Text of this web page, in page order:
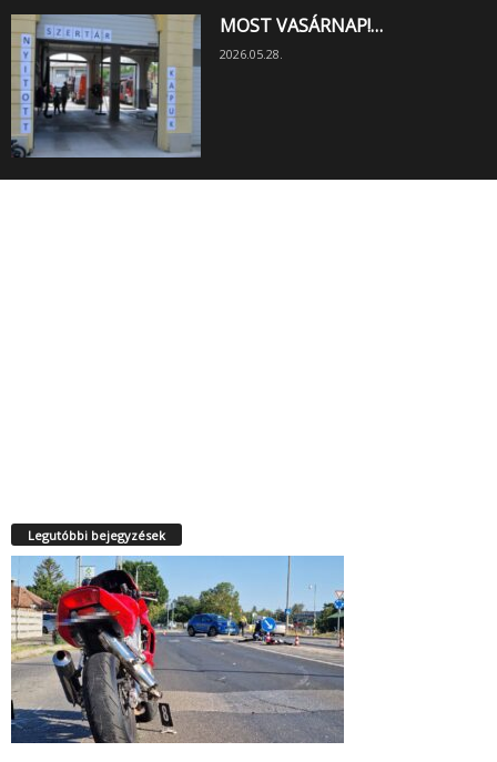
MOST VASÁRNAP!…
2026.05.28.
Legutóbbi bejegyzések